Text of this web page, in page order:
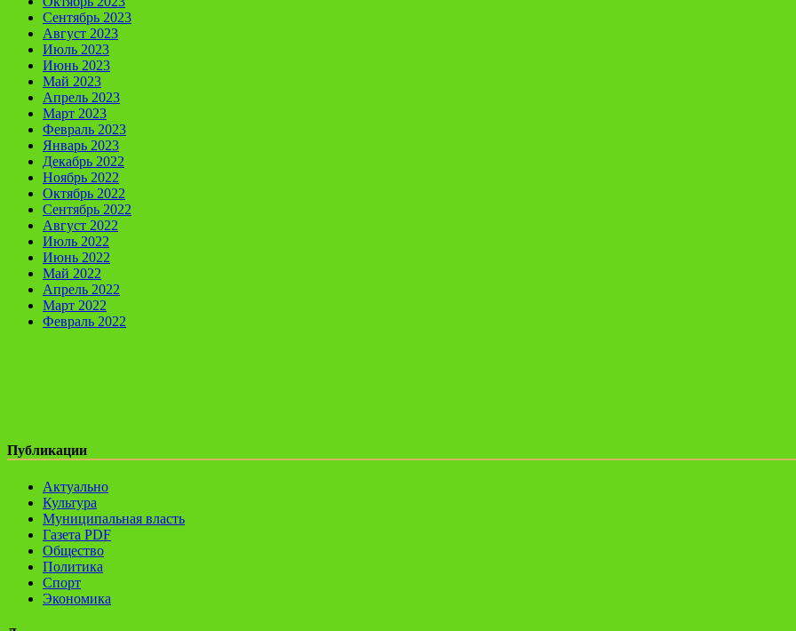
Сентябрь 2023
Август 2023
Июль 2023
Июнь 2023
Май 2023
Апрель 2023
Март 2023
Февраль 2023
Январь 2023
Декабрь 2022
Ноябрь 2022
Октябрь 2022
Сентябрь 2022
Август 2022
Июль 2022
Июнь 2022
Май 2022
Апрель 2022
Март 2022
Февраль 2022
Публикации
Актуально
Культура
Муниципальная власть
Газета PDF
Общество
Политика
Спорт
Экономика